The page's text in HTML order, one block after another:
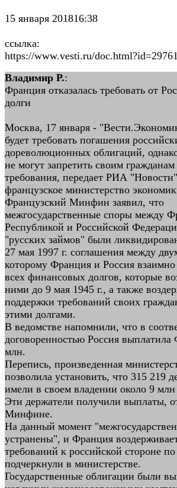
15 января 201816:38
ссылка:
https://www.vesti.ru/
Владимир Р.:
Франция отказалась требовать от
долги
Москва, 17 января -
будет требовать погашения
дореволюционных облигаций,
не могут запретить своим
требования, передает РИА
французское министерство
Французский Минфин заявил, что
межгосударственные споры между
Республикой и Российской
"русских займов" были
27 мая 1997 г. соглашения между
которому Франция и Россия взаимно
всех финансовых долгов, которые
ними до 9 мая 1945 г., а также
поддержки требований своих
этими долгами.
В ведомстве напомнили, что в
договоренностью Россия
млн.
Перепись, произведенная
позволила установить, что 315 219
имели в своем владении около 9
Эти держатели получили выплаты,
Минфине.
На данный момент
устранены", и Франция
требований к российской стороне
подчеркнули в министерстве.
Государственные облигации были